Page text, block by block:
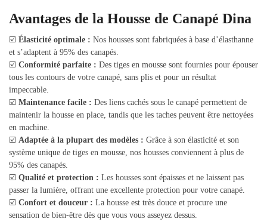
Avantages de la Housse de Canapé Dina
☑️ Élasticité optimale : Nos housses sont fabriquées à base d’élasthanne
et s’adaptent à 95% des canapés.
☑️ Conformité parfaite : Des tiges en mousse sont fournies pour épouser
tous les contours de votre canapé, sans plis et pour un résultat
impeccable.
☑️ Maintenance facile : Des liens cachés sous le canapé permettent de
maintenir la housse en place, tandis que les taches peuvent être nettoyées
en machine.
☑️ Adaptée à la plupart des modèles : Grâce à son élasticité et son
système unique de tiges en mousse, nos housses conviennent à plus de
95% des canapés.
☑️ Qualité et protection : Les housses sont épaisses et ne laissent pas
passer la lumière, offrant une excellente protection pour votre canapé.
☑️ Confort et douceur : La housse est très douce et procure une
sensation de bien-être dès que vous vous asseyez dessus.